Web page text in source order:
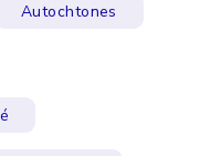
Autochtones